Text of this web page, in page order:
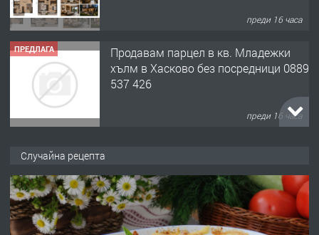
преди 16 часа
ПРЕДЛАГА
Продавам парцел в кв. Младежки
хълм в Хасково без посредници 0889
537 426
преди 16 часа
преди 16 часа
Случайна рецепта